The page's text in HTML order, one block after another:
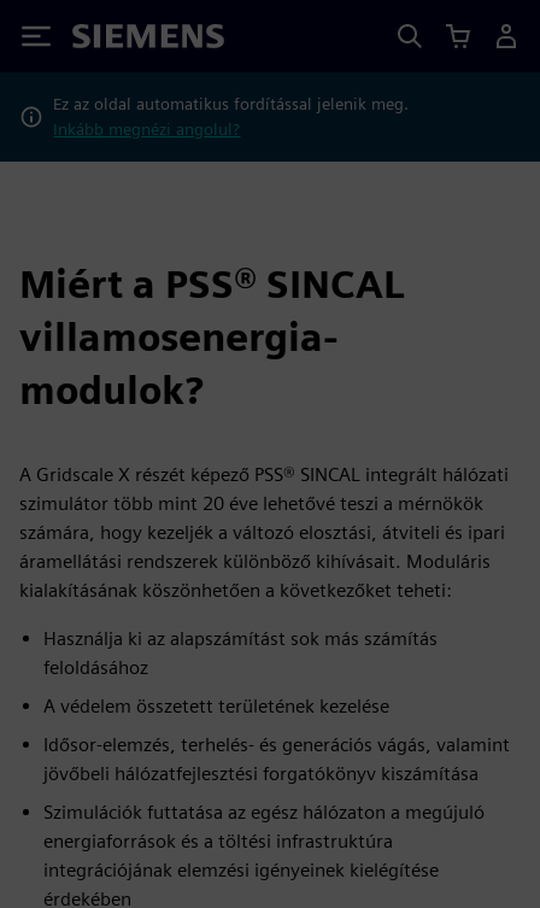
Siemens
Ez az oldal automatikus fordítással jelenik meg.
Inkább megnézi angolul?
Miért a PSS® SINCAL
villamosenergia-
modulok?
A Gridscale X részét képező PSS® SINCAL integrált hálózati
szimulátor több mint 20 éve lehetővé teszi a mérnökök
számára, hogy kezeljék a változó elosztási, átviteli és ipari
áramellátási rendszerek különböző kihívásait. Moduláris
kialakításának köszönhetően a következőket teheti:
Használja ki az alapszámítást sok más számítás
feloldásához
A védelem összetett területének kezelése
Idősor-elemzés, terhelés- és generációs vágás, valamint
jövőbeli hálózatfejlesztési forgatókönyv kiszámítása
Szimulációk futtatása az egész hálózaton a megújuló
energiaforrások és a töltési infrastruktúra
integrációjának elemzési igényeinek kielégítése
érdekében